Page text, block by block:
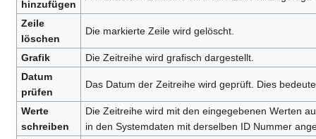
hinzufügen
Zeile
löschen
Die markierte Zeile wird gelöscht.
Grafik
Die Zeitreihe wird grafisch dargestellt.
Datum
prüfen
Das Datum der Zeitreihe wird geprüft. Dies
Werte
schreiben
Die Zeitreihe wird mit den eingegebenen Werten
in den Systemdaten mit derselben ID Nummer